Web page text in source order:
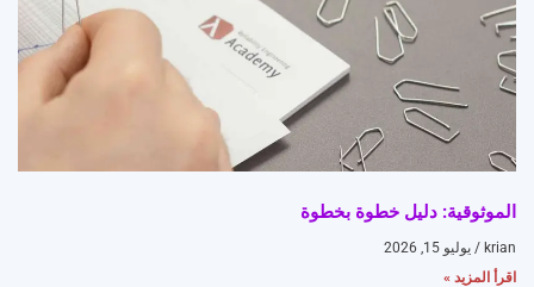
الموثوقية: دليل خطوة بخطوة
krian
يوليو 15, 2026
اقرأ المزيد »